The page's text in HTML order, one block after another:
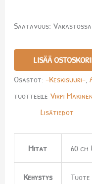
Saatavuus: Varastossa
LISÄÄ
Osastot: -Keskisuuri-,
tuotteelle Virpi Mäkinen
Lisätiedot
Mitat 60
Kehystys
Tuote